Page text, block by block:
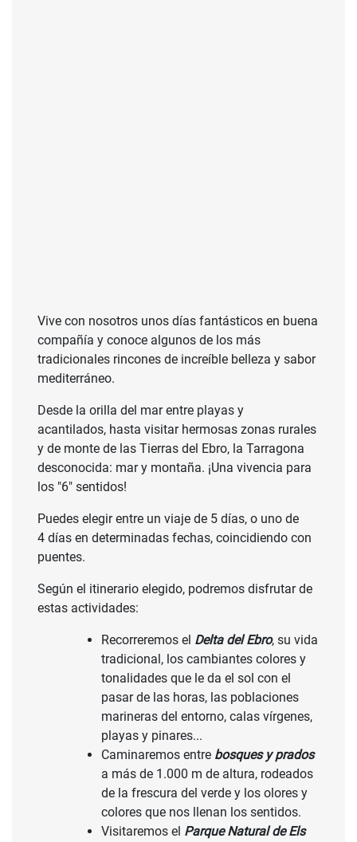
Vive con nosotros unos días fantásticos en buena
compañía y conoce algunos de los más
tradicionales rincones de increíble belleza y sabor
mediterráneo.
Desde la orilla del mar entre playas y
acantilados, hasta visitar hermosas zonas rurales
y de monte de las Tierras del Ebro, la Tarragona
desconocida: mar y montaña. ¡Una vivencia para
los "6" sentidos!
Puedes elegir entre un viaje de 5 días, o uno de
4 días en determinadas fechas, coincidiendo con
puentes.
Según el itinerario elegido, podremos disfrutar de
estas actividades:
Recorreremos el Delta del Ebro, su vida
tradicional, los cambiantes colores y
tonalidades que le da el sol con el
pasar de las horas, las poblaciones
marineras del entorno, calas vírgenes,
playas y pinares...
Caminaremos entre bosques y prados
a más de 1.000 m de altura, rodeados
de la frescura del verde y los olores y
colores que nos llenan los sentidos.
Visitaremos el Parque Natural de Els